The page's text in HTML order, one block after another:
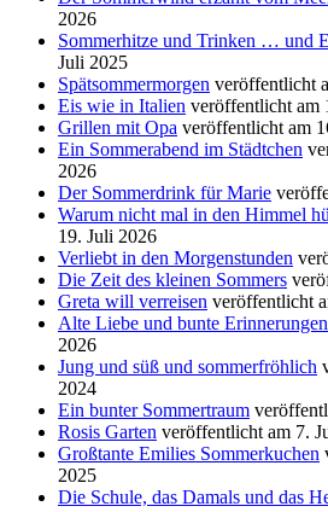
2026
Sommerhitze und Trinken … und
Juli 2025
Spätsommermorgen veröffentlicht
Eis wie in Italien veröffentlicht am
Grillen mit Opa veröffentlicht am
Ein Sommerabend im Städtchen
2026
Der Sommerdrink für Marie
Warum nicht mal in den Himmel
19. Juli 2026
Verliebt in den Morgenstunden
Die Zeit des kleinen Sommers
Greta will verreisen veröffentlicht
Alte Liebe und bunte Erinnerungen
2026
Jung und süß und sommerfröhlich
2024
Ein bunter Sommertraum
Rosis Garten veröffentlicht am 7.
Großtante Emilies Sommerkuchen
2025
Die Schule, das Damals und das